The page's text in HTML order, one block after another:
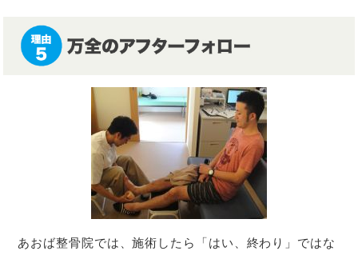
あおば整骨院では、施術したら「はい、終わり」ではな